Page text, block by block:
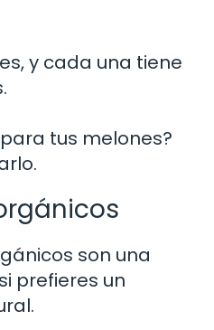
y cada una tiene
tus melones?
son una
prefieres un